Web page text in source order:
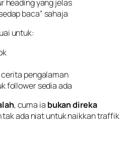
heading yang jelas
baca” sahaja
untuk:
pengalaman
follower sedia ada
, cuma ia bukan direka
tak ada niat untuk naikkan traffik